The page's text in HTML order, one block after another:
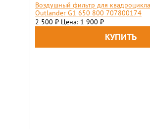
Воздушный фильтр для
Outlander G1 650 800 707800174
2 500 ₽ Цена: 1 900 ₽